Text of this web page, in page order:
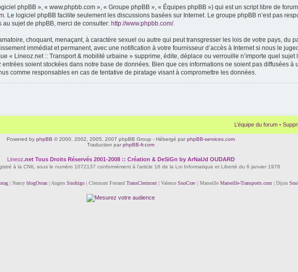
phpBB », « www.phpbb.com », « Groupe phpBB », « Équipes phpBB ») qui est un script libre de
. Le logiciel phpBB facilite seulement les discussions basées sur Internet. Le groupe phpBB n’est pas
sujet de phpBB, merci de consulter: http://www.phpbb.com/.
choquant, menaçant, à caractère sexuel ou autre qui peut transgresser les lois de votre pays, du
immédiat et permanent, avec une notification à votre fournisseur d’accès à Internet si nous le
« Lineoz.net :: Transport & mobilité urbaine » supprime, édite, déplace ou verrouille n’importe quel
soient stockées dans notre base de données. Bien que ces informations ne soient pas diffusées à
comme responsables en cas de tentative de piratage visant à compromettre les données.
L’équipe du forum •
Powered by phpBB © 2000, 2002, 2005, 2007 phpBB Group - Hébergé par phpBB-services.com
Traduction par phpBB-fr.com
Lineoz.netTous Droits Réservés 2001-2008 :: Création & DeSiGn by ArNaUd OUDARD
à la CNIL sous le numéro 1072137 conformément à l'article 16 de la Loi Informatique et Liberté du 6 janvier 1978
| Nancy blogOstan| Angers SnoIrigo| Clermont Ferrand TransClermont| Valence SnoCtav| Marseille Marseille-Transports.com | Dijon